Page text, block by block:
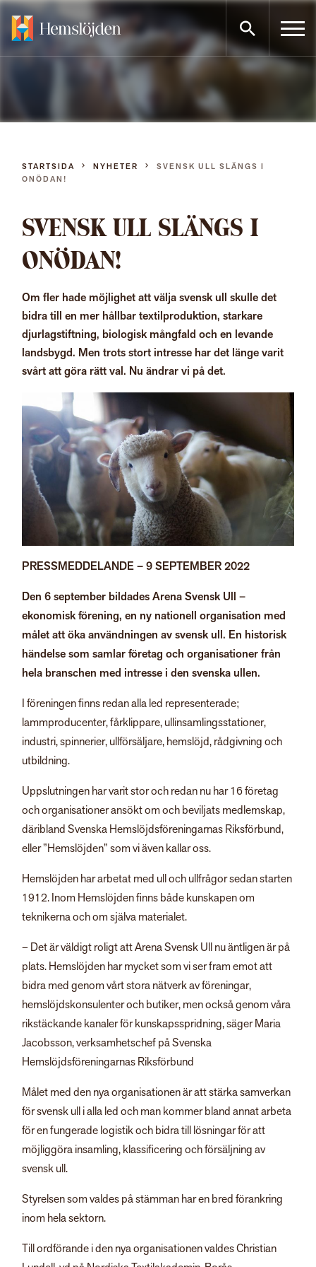
direkt
till
innehållet
STARTSIDA NYHETER
SVENSK ULL SLÄNGS I
ONÖDAN!
SVENSK ULL SLÄNGS I
ONÖDAN!
Om fler hade möjlighet att välja svensk ull skulle det
bidra till en mer hållbar textilproduktion, starkare
djurlagstiftning, biologisk mångfald och en levande
landsbygd. Men trots stort intresse har det länge varit
svårt att göra rätt val. Nu ändrar vi på det.
PRESSMEDDELANDE –9 SEPTEMBER 2022
Den 6 september bildades Arena Svensk Ull –
ekonomisk förening, en ny nationell organisation med
målet att öka användningen av svensk ull. En historisk
händelse som samlar företag och organisationer från
hela branschen med intresse i den svenska ullen.
I föreningen finns redan alla led representerade;
lammproducenter, fårklippare, ullinsamlingsstationer,
industri, spinnerier, ullförsäljare, hemslöjd, rådgivning och
utbildning.
Uppslutningen har varit stor och redan nu har 16 företag
och organisationer ansökt om och beviljats medlemskap,
däribland Svenska Hemslöjdsföreningarnas Riksförbund,
eller ”Hemslöjden” som vi även kallar oss.
Hemslöjden har arbetat med ull och ullfrågor sedan starten
1912. Inom Hemslöjden finns både kunskapen om
teknikerna och om själva materialet.
– Det är väldigt roligt att Arena Svensk Ull nu äntligen är på
plats. Hemslöjden har mycket som vi ser fram emot att
bidra med genom vårt stora nätverk av föreningar,
hemslöjdskonsulenter och butiker, men också genom våra
rikstäckande kanaler för kunskapsspridning, säger Maria
Jacobsson, verksamhetschef på Svenska
Hemslöjdsföreningarnas Riksförbund
Målet med den nya organisationen är att stärka samverkan
för svensk ull i alla led och man kommer bland annat arbeta
för en fungerade logistik och bidra till lösningar för att
möjliggöra insamling, klassificering och försäljning av
svensk ull.
Styrelsen som valdes på stämman har en bred förankring
inom hela sektorn.
Till ordförande i den nya organisationen valdes Christian